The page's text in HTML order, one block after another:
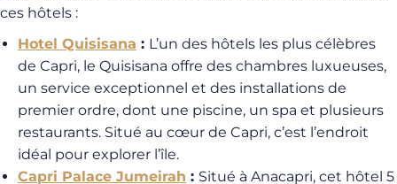
ces hôtels :
Hotel Quisisana : L’un des hôtels les plus célèbres
de Capri, le Quisisana offre des chambres luxueuses,
un service exceptionnel et des installations de
premier ordre, dont une piscine, un spa et plusieurs
restaurants. Situé au cœur de Capri, c’est l’endroit
idéal pour explorer l’île.
Capri Palace Jumeirah : Situé à Anacapri, cet hôtel 5